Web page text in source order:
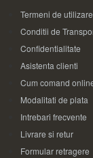
Termeni de utilizare
Conditii de
Confidentialitate
Asistenta clienti
Cum comand
Modalitati de plata
Intrebari frecvente
Livrare si retur
Formular retragere